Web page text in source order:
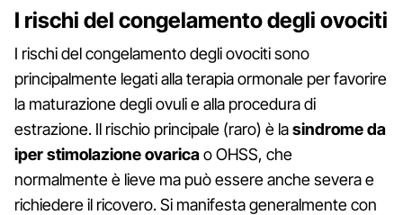
I rischi del congelamento degli ovociti
I rischi del congelamento degli ovociti sono
principalmente legati alla terapia ormonale per favorire
la maturazione degli ovuli e alla procedura di
estrazione. Il rischio principale (raro) è lasindrome da
iper stimolazione ovaricao OHSS, che
normalmente è lieve ma può essere anche severa e
richiedere il ricovero. Si manifesta generalmente con